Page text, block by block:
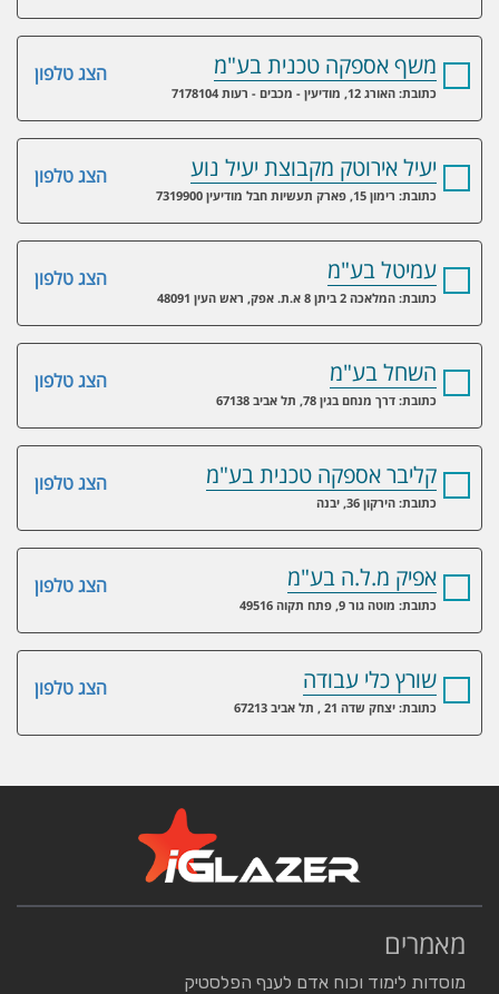
הצג טלפון משף אספקה טכנית בע"מ
כתובת: האורג 12, מודיעין - מכבים - רעות 7178104
הצג טלפון יעיל אירוטק מקבוצת יעיל נוע
כתובת: רימון 15, פארק תעשיות חבל מודיעין 7319900
הצג טלפון עמיטל בע"מ
כתובת: המלאכה 2 ביתן 8 א.ת. אפק, ראש העין 48091
הצג טלפון השחל בע"מ
כתובת: דרך מנחם בגין 78, תל אביב 67138
הצג טלפון קליבר אספקה טכנית בע"מ
כתובת: הירקון 36, יבנה
הצג טלפון אפיק מ.ל.ה בע"מ
כתובת: מוטה גור 9, פתח תקוה 49516
הצג טלפון שורץ כלי עבודה
כתובת: יצחק שדה 21 , תל אביב 67213
מאמרים
מוסדות לימוד וכוח אדם לענף הפלסטיק